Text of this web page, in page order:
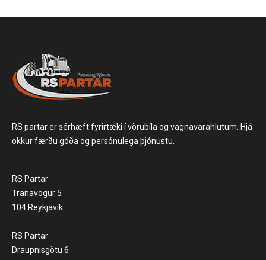
RS partar er sérhæft fyrirtæki í vörubíla og vagnavarahlutum. Hjá
okkur færðu góða og persónulega þjónustu.
RS Partar
Tranavogur 5
104 Reykjavík
RS Partar
Draupnisgötu 6